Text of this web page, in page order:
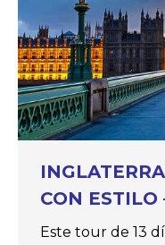
CON
Este tour de 13